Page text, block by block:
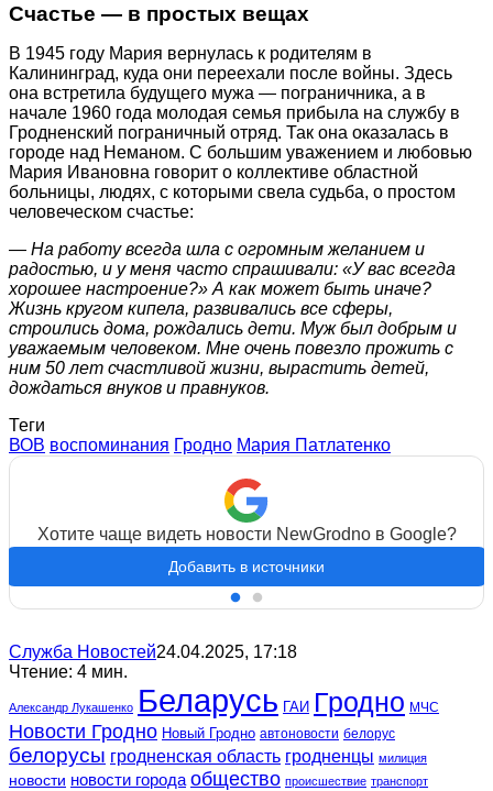
Счастье — в простых вещах
В 1945 году Мария вернулась к родителям в
Калининград, куда они переехали после войны. Здесь
она встретила будущего мужа — пограничника, а в
начале 1960 года молодая семья прибыла на службу в
Гродненский пограничный отряд. Так она оказалась в
городе над Неманом. С большим уважением и любовью
Мария Ивановна говорит о коллективе областной
больницы, людях, с которыми свела судьба, о простом
человеческом счастье:
— На работу всегда шла с огромным желанием и
радостью, и у меня часто спрашивали: «У вас всегда
хорошее настроение?» А как может быть иначе?
Жизнь кругом кипела, развивались все сферы,
строились дома, рождались дети. Муж был добрым и
уважаемым человеком. Мне очень повезло прожить с
ним 50 лет счастливой жизни, вырастить детей,
дождаться внуков и правнуков.
Теги
ВОВ воспоминания Гродно Мария Патлатенко
Хотите чаще видеть новости NewGrodno в Google?
Добавить в источники
Служба Новостей24.04.2025, 17:18
Чтение: 4 мин.
Александр Лукашенко Беларусь ГАИ Гродно МЧС
Новости Гродно Новый Гродно автоновости белорус
белорусы гродненская область гродненцы милиция
новости новости города общество происшествие транспорт